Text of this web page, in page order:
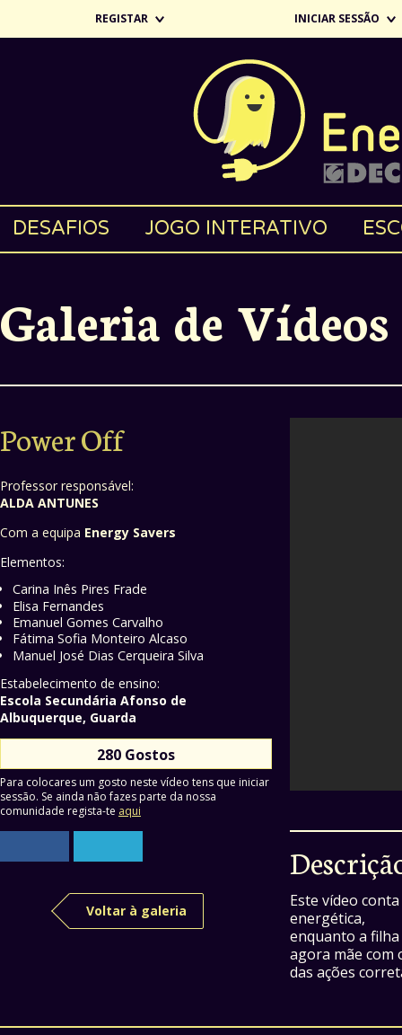
REGISTAR INICIAR SESSÃO
DESAFIOS JOGO INTERATIVO
Galeria de Vídeos
Power Off
Professor responsável:
ALDA ANTUNES
Com a equipa Energy Savers
Elementos:
Carina Inês Pires Frade
Elisa Fernandes
Emanuel Gomes Carvalho
Fátima Sofia Monteiro Alcaso
Manuel José Dias Cerqueira Silva
Estabelecimento de ensino:
Escola Secundária Afonso de
Albuquerque, Guarda
280 Gostos
Para colocares um gosto neste vídeo tens que iniciar
sessão. Se ainda não fazes parte da nossa
comunidade regista-te aqui
Voltar à galeria
Este vídeo
energética,
enquanto a
agora mãe com
das ações